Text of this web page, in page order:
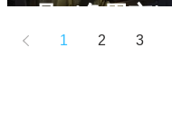
号（角田市
1 2 3